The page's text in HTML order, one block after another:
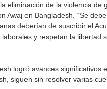
eliminación de la violencia de
Awaj en Bangladesh. “Se
deberían de suscribir el
y respetan la libertad
logró avances significativos
siguen sin resolver varias